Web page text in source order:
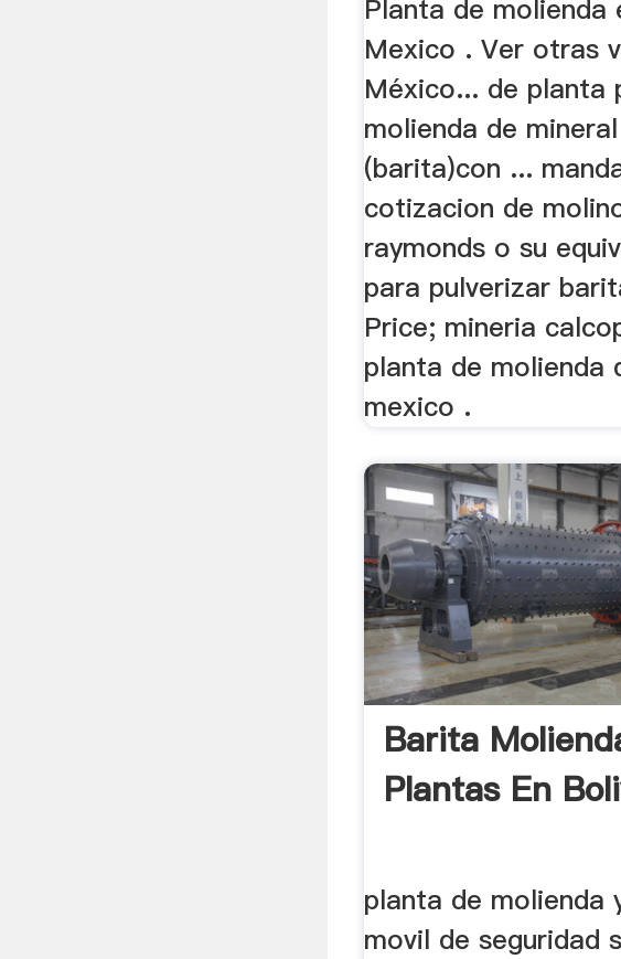
Planta de molienda
Mexico . Ver otras
México... de planta
molienda de mineral
(barita)con ...
cotizacion de
raymonds o su
para pulverizar
Price; mineria
planta de molienda
mexico .
Barita
Plantas En
planta de molienda
movil de seguridad